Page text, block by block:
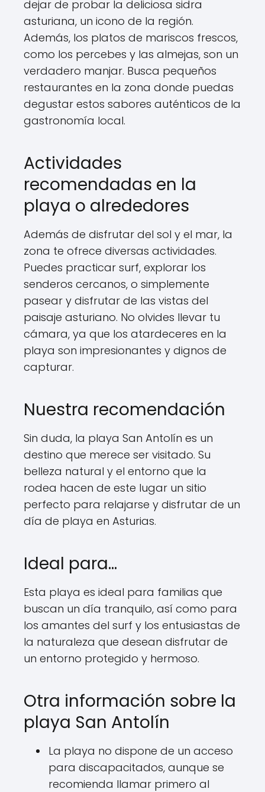
dejar de probar la deliciosa sidra
asturiana, un icono de la región.
Además, los platos de mariscos frescos,
como los percebes y las almejas, son un
verdadero manjar. Busca pequeños
restaurantes en la zona donde puedas
degustar estos sabores auténticos de la
gastronomía local.
Actividades
recomendadas en la
playa o alrededores
Además de disfrutar del sol y el mar, la
zona te ofrece diversas actividades.
Puedes practicar surf, explorar los
senderos cercanos, o simplemente
pasear y disfrutar de las vistas del
paisaje asturiano. No olvides llevar tu
cámara, ya que los atardeceres en la
playa son impresionantes y dignos de
capturar.
Nuestra recomendación
Sin duda, la playa San Antolín es un
destino que merece ser visitado. Su
belleza natural y el entorno que la
rodea hacen de este lugar un sitio
perfecto para relajarse y disfrutar de un
día de playa en Asturias.
Ideal para…
Esta playa es ideal para familias que
buscan un día tranquilo, así como para
los amantes del surf y los entusiastas de
la naturaleza que desean disfrutar de
un entorno protegido y hermoso.
Otra información sobre la
playa San Antolín
La playa no dispone de un acceso
para discapacitados, aunque se
recomienda llamar primero al